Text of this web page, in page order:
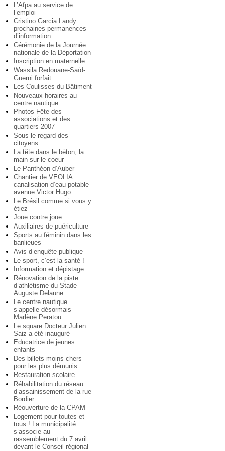
L’Afpa au service de
l’emploi
Cristino Garcia Landy :
prochaines permanences
d’information
Cérémonie de la Journée
nationale de la Déportation
Inscription en maternelle
Wassila Redouane-Saïd-
Guerni forfait
Les Coulisses du Bâtiment
Nouveaux horaires au
centre nautique
Photos Fête des
associations et des
quartiers 2007
Sous le regard des
citoyens
La tête dans le béton, la
main sur le coeur
Le Panthéon d’Auber
Chantier de VEOLIA
canalisation d’eau potable
avenue Victor Hugo
Le Brésil comme si vous y
étiez
Joue contre joue
Auxiliaires de puériculture
Sports au féminin dans les
banlieues
Avis d’enquête publique
Le sport, c’est la santé !
Information et dépistage
Rénovation de la piste
d’athlétisme du Stade
Auguste Delaune
Le centre nautique
s’appelle désormais
Marlène Peratou
Le square Docteur Julien
Saiz a été inauguré
Educatrice de jeunes
enfants
Des billets moins chers
pour les plus démunis
Restauration scolaire
Réhabilitation du réseau
d’assainissement de la rue
Bordier
Réouverture de la CPAM
Logement pour toutes et
tous ! La municipalité
s’associe au
rassemblement du 7 avril
devant le Conseil régional